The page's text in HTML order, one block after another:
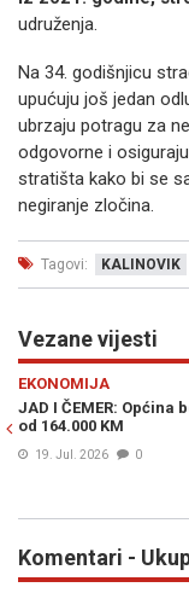
udruženja.
Na 34. godišnjicu
upućuju još jedan
ubrzaju potragu za
odgovorne i
stratišta kako bi se
negiranje zločina.
Tagovi: KALINOVIK
Vezane vijesti
EKONOMIJA
JAD I ČEMER:
od 164.000 KM
19. Jul. 2026 0
Komentari -